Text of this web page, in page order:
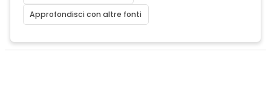
Approfondisci con altre fonti